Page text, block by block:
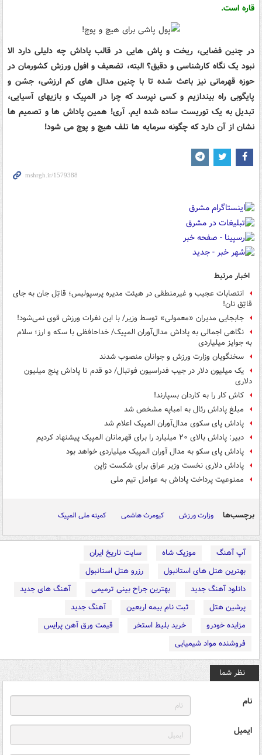
قاره است.
در چنین فضایی، ریخت و پاش هایی در قالب پاداش چه دلیلی دارد الا
نبود یک نگاه کارشناسی و دقیق؟ البته، تضعیف و افول ورزش کشورمان در
حوزه قهرمانی نیز باعث شده تا با چنین مدال های کم ارزشی، جشن و
پایگوبی راه بیندازیم و کسی نپرسد که چرا در المپیک و بازیهای آسیایی،
تبدیل به یک توریست ساده شده ایم. آری! همین پاداش ها و تصمیم ها
نشان از آن دارد که چگونه سرمایه ها تلف هیچ و پوچ می شود!
اخبار مرتبط
انتصابات عجیب و غیرمنطقی در هیئت مدیره پرسپولیس؛ قاتِل جان به جای
قاتِق نان!
جابجایی مدیران «معمولی» توسط وزیر/ با این نفرات ورزش قوی نمی‌شود!
نگاهی اجمالی به پاداش مدال‌آوران المپیک/ خداحافظی با سکه و ارز؛ سلام
به جوایز میلیاردی
سخنگویان وزارت ورزش و جوانان منصوب شدند
یک میلیون دلار در جیب فدراسیون فوتبال/ دو قدم تا پاداش پنج میلیون
دلاری
کاش کار را به کاردان بسپارند!
مبلغ پاداش رئال به امباپه مشخص شد
پاداش پای سکوی مدال‌آوران المپیک اعلام شد
دبیر: پاداش بالای ۲۰ میلیارد را برای قهرمانان المپیک پیشنهاد کردیم
پاداش پای سکو به مدال آوران المپیک میلیاردی خواهد بود
پاداش دلاری نخست وزیر عراق برای شکست ژاپن
ممنوعیت پرداخت پاداش به عوامل تیم ملی
برچسب‌ها وزارت ورزش کیومرث هاشمی کمیته ملی المپیک
آپ آهنگ موزیک شاه
سایت تاریخ ایران
بهترین هتل های استانبول
رزرو هتل استانبول
دانلود آهنگ جدید
بهترین جراح بینی ترمیمی
آهنگ های جدید
پرشین هتل
ثبت نام بیمه اربعین
آهنگ جدید
مزایده خودرو
خرید بلیط استخر
قیمت ورق آهن پرایس
فروشنده مواد شیمیایی
نظر شما
نام
ایمیل